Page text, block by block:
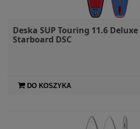
Deska SUP Touring 11.6 Deluxe
Starboard DSC
DO KOSZYKA